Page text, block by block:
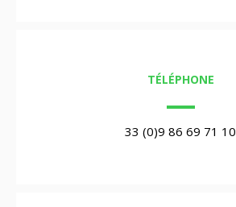
TÉLÉPHONE
33 (0)9 86 69 71 10